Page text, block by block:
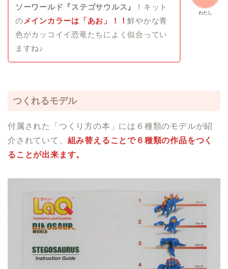
わたし
ソーワールド 『ステゴサウルス』
！キット
の メインカラーは「あお」！！鮮やかな青
色がカッコイイ恐竜たちによく似合ってい
ますね♪
つくれるモデル
付属された「つくり方の本」には６種類のモデルが紹
介されていて、 組み替えることで６種類の作品をつく
ることが出来ます。